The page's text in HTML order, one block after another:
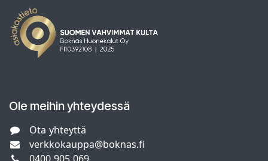
Ole meihin yhteydessä
Ota yhteyttä
verkkokauppa@boknas.fi
0400 905 069